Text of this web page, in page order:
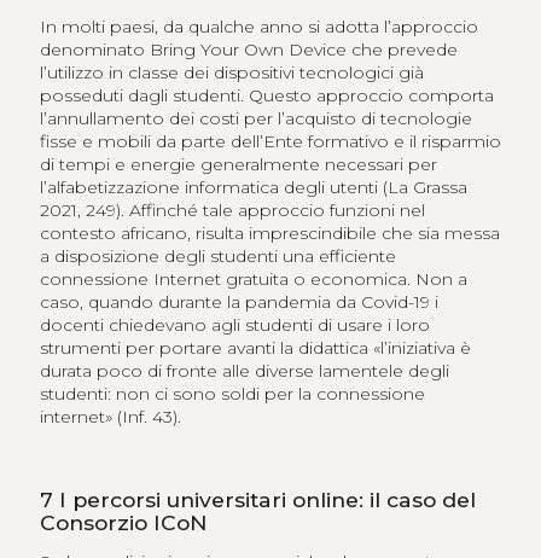
In molti paesi, da qualche anno si adotta l’approccio
denominato Bring Your Own Device che prevede
l’utilizzo in classe dei dispositivi tecnologici già
posseduti dagli studenti. Questo approccio comporta
l’annullamento dei costi per l’acquisto di tecnologie
fisse e mobili da parte dell’Ente formativo e il risparmio
di tempi e energie generalmente necessari per
l’alfabetizzazione informatica degli utenti (La Grassa
2021, 249). Affinché tale approccio funzioni nel
contesto africano, risulta imprescindibile che sia messa
a disposizione degli studenti una efficiente
connessione Internet gratuita o economica. Non a
caso, quando durante la pandemia da Covid-19 i
docenti chiedevano agli studenti di usare i loro
strumenti per portare avanti la didattica «l’iniziativa è
durata poco di fronte alle diverse lamentele degli
studenti: non ci sono soldi per la connessione
internet» (Inf. 43).
7 I percorsi universitari online: il caso del
Consorzio ICoN